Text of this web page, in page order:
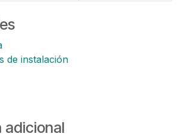
de instalación
adicional